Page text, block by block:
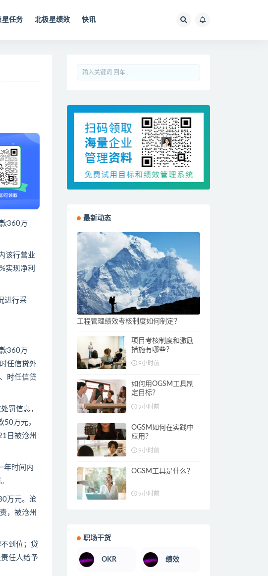
星任务 北极星绩效 快讯
360万
该行营业
实现净利
进行采
360万
任信贷外
时任信贷
罚信息，
50万元，
日被沧州
年时间内
万元。沧
，被沧州
到位；贷
任人给予
最新动态
工程管理绩效考核制度如何制定？
项目考核制度和激励
措施有哪些？
9小时前
如何用OGSM工具制
定目标？
9小时前
OGSM如何在实践中
应用？
9小时前
OGSM工具是什么？
9小时前
职场干货
OKR 绩效